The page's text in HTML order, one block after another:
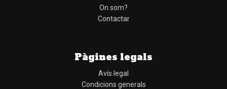
On som?
Contactar
Pàgines legals
Avís legal
Condicions generals